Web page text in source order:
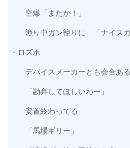
空爆「またか！」
漁り中ガン籠りに 「ナイス
・ロズホ
デバイスメーカーとも会合ある
「勘弁してほしいわー」
安置終わってる
「馬場ギリー」